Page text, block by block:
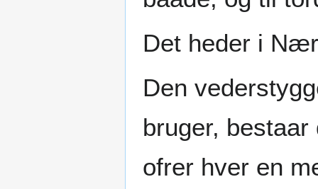
Det heder i
Den
bruger,
ofrer hver en